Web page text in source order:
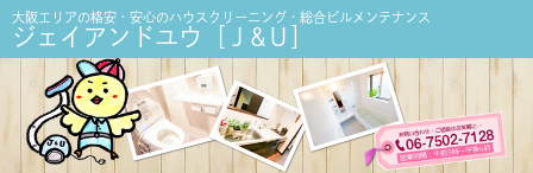
大阪エリアの格安・安心のハウスクリーニング・総合ビルメンテナンス
ジェイアンドユウ［Ｊ&Ｕ］